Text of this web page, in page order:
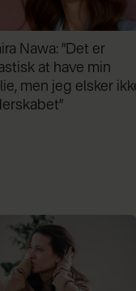
at blive skilt
- da jeg en dag
hans hus, fik jeg